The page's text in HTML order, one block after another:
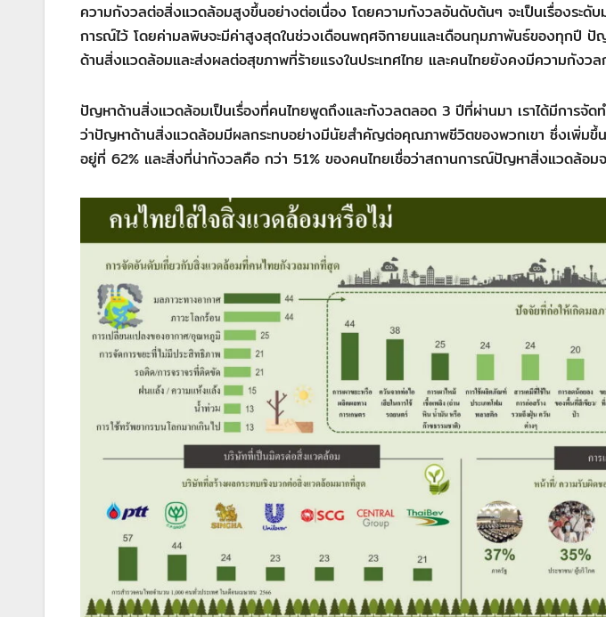
ความกังวลต่อสิ่งแวดล้อมสูงขึ้นอย่างต่อเนื่อง โดยความกังวลอันดับต้นๆ จะเป็นเรื่องระดับ
การณ์ไว้ โดยค่ามลพิษจะมีค่าสูงสุดในช่วงเดือนพฤศจิกายนและเดือนกุมภาพันธ์ของทุกปี
ด้านสิ่งแวดล้อมและส่งผลต่อสุขภาพที่ร้ายแรงในประเทศไทย และคนไทยยังคงมีความกังว
ปัญหาด้านสิ่งแวดล้อมเป็นเรื่องที่คนไทยพูดถึงและกังวลตลอด 3 ปีที่ผ่านมา เราได้มีการจัด
ว่าปัญหาด้านสิ่งแวดล้อมมีผลกระทบอย่างมีนัยสำคัญต่อคุณภาพชีวิตของพวกเขา ซึ่งเพิ่มขึ้
อยู่ที่ 62% และสิ่งที่น่ากังวลคือ กว่า 51% ของคนไทยเชื่อว่าสถานการณ์ปัญหาสิ่งแวดล้อม